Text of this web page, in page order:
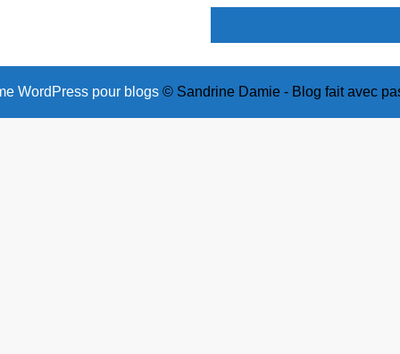
WordPress pour blogs© Sandrine Damie - Blog fait avec